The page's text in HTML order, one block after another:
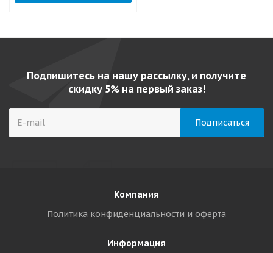
Подпишитесь на нашу рассылку, и получите
скидку 5% на первый заказ!
Компания
Политика конфиденциальности и оферта
Информация